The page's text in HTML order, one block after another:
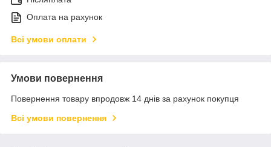
Оплата на рахунок
Всі умови оплати
Умови повернення
Повернення товару впродовж 14 днів за рахунок покупця
Всі умови повернення